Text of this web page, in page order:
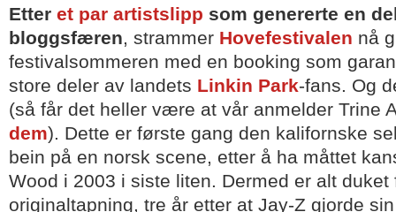
Etter et par artistslipp som genererte en
bloggsfæren, strammer Hovefestivalen nå
festivalsommeren med en booking som
store deler av landets Linkin Park-fans. Og
(så får det heller være at vår anmelder Trine
dem). Dette er første gang den kalifornske
bein på en norsk scene, etter å ha måttet
Wood i 2003 i siste liten. Dermed er alt duket
originaltapning, tre år etter at Jay-Z gjorde